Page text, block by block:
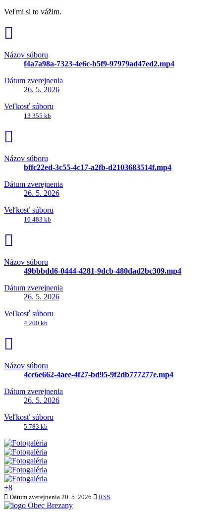
Veľmi si to vážim.
Názov súboru
f4a7a98a-7323-4e6c-b5f9-97979ad47ed2.mp4
Dátum zverejnenia
26. 5. 2026
Veľkosť súboru
13 355 kb
Názov súboru
bffc22ed-3c55-4c17-a2fb-d2103683514f.mp4
Dátum zverejnenia
26. 5. 2026
Veľkosť súboru
10 483 kb
Názov súboru
49bbbdd6-0444-4281-9dcb-480dad2bc309.mp4
Dátum zverejnenia
26. 5. 2026
Veľkosť súboru
4 200 kb
Názov súboru
4cc6e662-4aee-4f27-bd95-9f2db777277e.mp4
Dátum zverejnenia
26. 5. 2026
Veľkosť súboru
5 783 kb
+8
Dátum zverejnenia 20. 5. 2026 RSS